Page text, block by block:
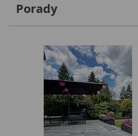
Porady